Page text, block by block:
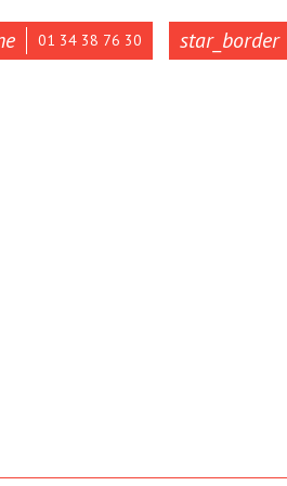
01 34 38 76 30 star_border